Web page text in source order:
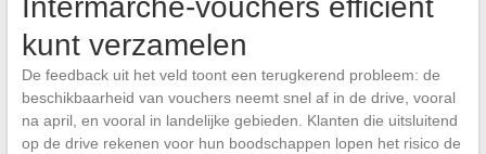
Intermarché-vouchers efficiënt
kunt verzamelen
De feedback uit het veld toont een terugkerend probleem: de
beschikbaarheid van vouchers neemt snel af in de drive, vooral
na april, en vooral in landelijke gebieden. Klanten die uitsluitend
op de drive rekenen voor hun boodschappen lopen het risico de